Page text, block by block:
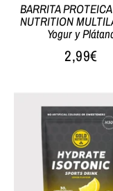
BARRITA
NUTRITION
Yogur y
2,99€